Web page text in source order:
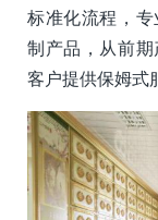
标准化流程，
制产品，从前
客户提供保姆式